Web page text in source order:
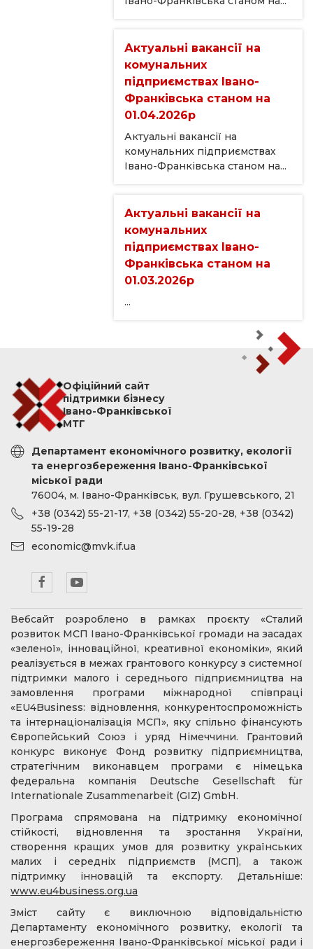
Актуальні вакансії на
комунальних
підприємствах Івано-
Франківська станом на
01.04.2026р
Актуальні вакансії на
комунальних підприємствах
Івано-Франківська станом на...
Актуальні вакансії на
комунальних
підприємствах Івано-
Франківська станом на
01.03.2026р
...
Офіційний сайт
підтримки бізнесу
Івано-Франківської
МТГ
Департамент економічного розвитку, екології
та енергозбереження Івано-Франківської
міської ради
76004, м. Івано-Франківськ, вул. Грушевського, 21
+38 (0342) 55-21-17, +38 (0342) 55-20-28, +38 (0342)
55-19-28
economic@mvk.if.ua
Вебсайт розроблено в рамках проєкту «Сталий
розвиток МСП Івано-Франківської громади на засадах
«зеленої», інноваційної, креативної економіки», який
реалізується в межах грантового конкурсу з системної
підтримки малого і середнього підприємництва на
замовлення програми міжнародної співпраці
«EU4Business: відновлення, конкурентоспроможність
та інтернаціоналізація МСП», яку спільно фінансують
Європейський Союз і уряд Німеччини. Грантовий
конкурс виконує Фонд розвитку підприємництва,
стратегічним виконавцем програми є німецька
федеральна компанія Deutsche Gesellschaft für
Internationale Zusammenarbeit (GIZ) GmbH.
Програма спрямована на підтримку економічної
стійкості, відновлення та зростання України,
створення кращих умов для розвитку українських
малих і середніх підприємств (МСП), а також
підтримку інновацій та експорту. Детальніше:
www.eu4business.org.ua
Зміст сайту є виключною відповідальністю
Департаменту економічного розвитку, екології та
енергозбереження Івано-Франківської міської ради і